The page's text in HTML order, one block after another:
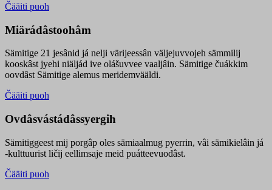
Čääiti puoh
Miärádâstoohâm
Sämitige 21 jesânid já nelji värijeessân väljejuvvojeh sämmilij
kooskâst jyehi niäljád ive olášuvvee vaaljâin. Sämitige čuákkim
oovdâst Sämitige alemus meridemvääldi.
Čääiti puoh
Ovdâsvástádâssyergih
Sämitiggeest mij porgâp oles sämiaalmug pyerrin, vâi sämikielâin já
-kulttuurist ličij eellimsaje meid puátteevuođâst.
Čääiti puoh